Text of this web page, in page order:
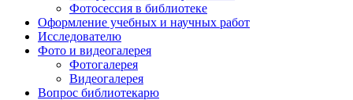
Фотосессия в библиотеке
Оформление учебных и научных работ
Исследователю
Фото и видеогалерея
Фотогалерея
Видеогалерея
Вопрос библиотекарю